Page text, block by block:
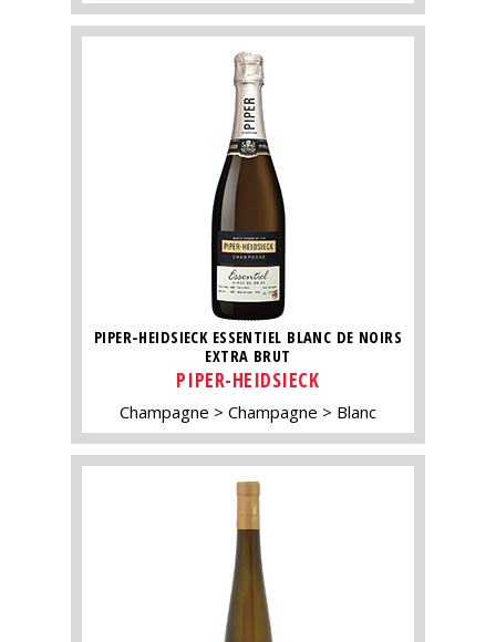
PIPER-HEIDSIECK ESSENTIEL BLANC DE NOIRS
EXTRA BRUT
PIPER-HEIDSIECK
Champagne Champagne Blanc